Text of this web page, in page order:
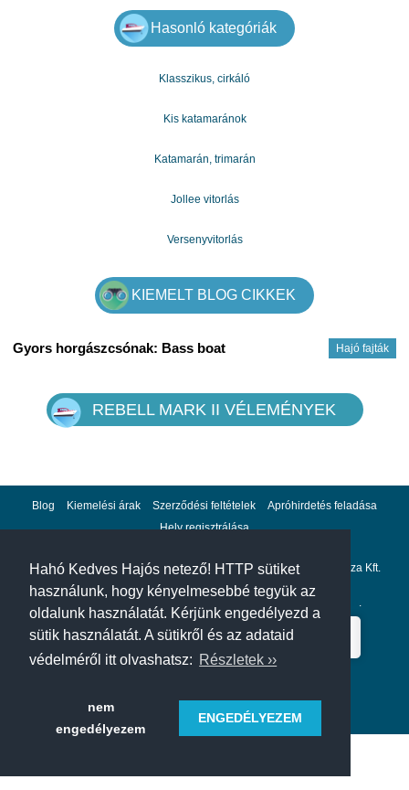
Hahó Kedves Hajós netező! HTTP sütiket
használunk, hogy kényelmesebbé tegyük az
oldalunk használatát. Kérjünk engedélyezd a
sütik használatát. A sütikről és az adataid
védelméről itt olvashatsz: Részletek ››
nem
engedélyezem
ENGEDÉLYEZEM
5 600 000 Ft
További ajánlatok
Hasonló kategóriák
Klasszikus, cirkáló
Kis katamaránok
Katamarán, trimarán
Jollee vitorlás
Versenyvitorlás
KIEMELT BLOG CIKKEK
Hajó fajták
Gyors horgászcsónak: Bass boat
REBELL MARK II VÉLEMÉNYEK
Blog Kiemelési árak Szerződési feltételek
Apróhirdetés feladása
Hely regisztrálása
Adatvédelem Impresszum A hahohajo.hu kiadója a GlobalPlaza Kft.
A hahohajo.hu online bankkártyás fizetési partnere az